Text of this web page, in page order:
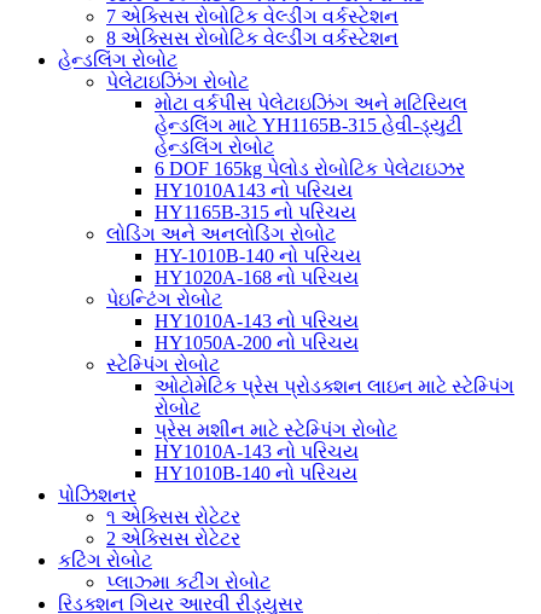
7 એક્સિસ રોબોટિક વેલ્ડીંગ વર્કસ્ટેશન
8 એક્સિસ રોબોટિક વેલ્ડીંગ વર્કસ્ટેશન
હેન્ડલિંગ રોબોટ
પેલેટાઇઝિંગ રોબોટ
મોટા વર્કપીસ પેલેટાઇઝિંગ અને મટિરિયલ
હેન્ડલિંગ માટે YH1165B-315 હેવી-ડ્યુટી
હેન્ડલિંગ રોબોટ
6 DOF 165kg પેલોડ રોબોટિક પેલેટાઇઝર
HY1010A143 નો પરિચય
HY1165B-315 નો પરિચય
લોડિંગ અને અનલોડિંગ રોબોટ
HY-1010B-140 નો પરિચય
HY1020A-168 નો પરિચય
પેઇન્ટિંગ રોબોટ
HY1010A-143 નો પરિચય
HY1050A-200 નો પરિચય
સ્ટેમ્પિંગ રોબોટ
ઓટોમેટિક પ્રેસ પ્રોડક્શન લાઇન માટે સ્ટેમ્પિંગ
રોબોટ
પ્રેસ મશીન માટે સ્ટેમ્પિંગ રોબોટ
HY1010A-143 નો પરિચય
HY1010B-140 નો પરિચય
પોઝિશનર
૧ એક્સિસ રોટેટર
2 એક્સિસ રોટેટર
કટિંગ રોબોટ
પ્લાઝ્મા કટીંગ રોબોટ
રિડક્શન ગિયર આરવી રીડ્યુસર